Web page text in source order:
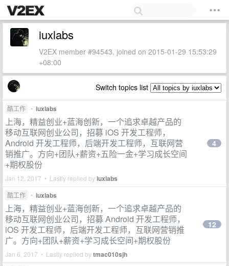
iuxlabs
V2EX member #94543, joined on 2015-01-29 15:53:29
+08:00
Switch topics list
酷工作 • iuxlabs
上海，精益创业+蓝海创新，一个追求卓越产品的
移动互联网创业公司，招募 iOS 开发工程师，
Android 开发工程师，后端开发工程师，互联网营
销推广。方向+团队+薪资+五险一金+学习成长空间
+期权股份
Jan 12, 2017 • Lastly replied byiuxlabs
4
酷工作 • iuxlabs
上海，精益创业+蓝海创新，一个追求卓越产品的
移动互联网创业公司，招募 Android 开发工程师，
iOS 开发工程师，后端开发工程师，互联网营销推
广。方向+团队+薪资+学习成长空间+期权股份
Jan 6, 2017 • Lastly replied bytmac010sjh
12